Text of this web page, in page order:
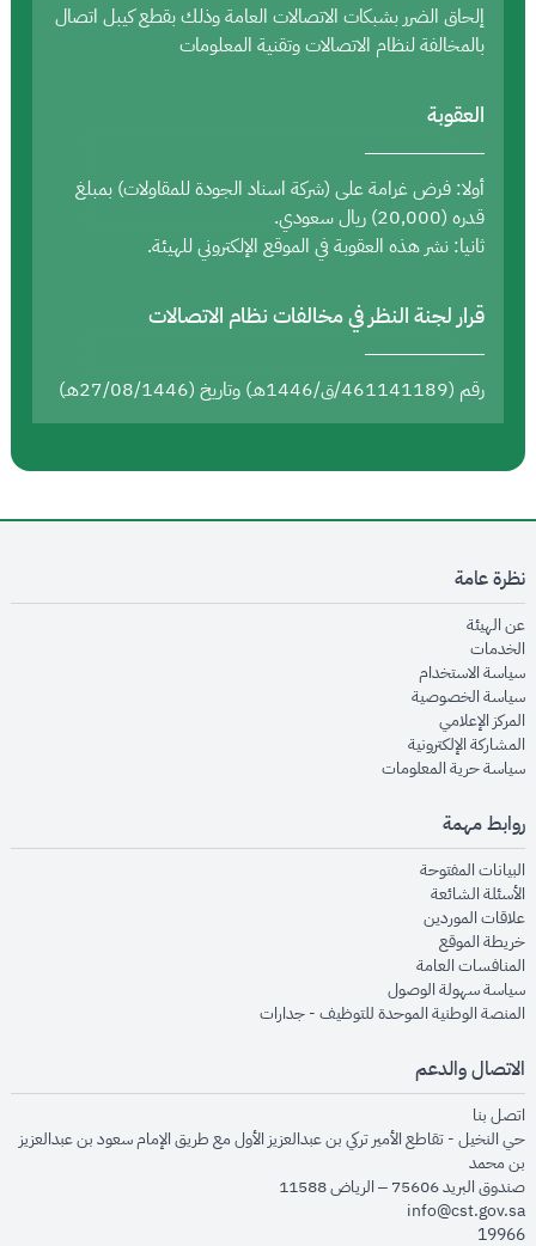
إلحاق الضرر بشبكات الاتصالات العامة وذلك بقطع كيبل اتصال
بالمخالفة لنظام الاتصالات وتقنية المعلومات
العقوبة
أولا: فرض غرامة على (شركة اسناد الجودة للمقاولات) بمبلغ
قدره (20,000) ريال سعودي.
ثانيا: نشر هذه العقوبة في الموقع الإلكتروني للهيئة.
قرار لجنة النظر في مخالفات نظام الاتصالات
رقم (461141189/ق/1446هـ) وتاريخ (27/08/1446هـ)
نظرة عامة
عن الهيئةopens in new window
الخدماتopens in new window
سياسة الاستخدام
سياسة الخصوصيةopens in new window
المركز الإعلاميopens in new window
المشاركة الإلكترونيةopens in new window
سياسة حرية المعلوماتopens in new window
روابط مهمة
البيانات المفتوحةopens in new window
الأسئلة الشائعةopens in new window
علاقات الموردينopens in new window
خريطة الموقعopens in new window
المنافسات العامةopens in new window
سياسة سهولة الوصولopens in new window
المنصة الوطنية الموحدة للتوظيف - جداراتopens in new window
الاتصال والدعم
اتصل بنا
حي النخيل - تقاطع الأمير تركي بن عبدالعزيز الأول مع طريق الإمام سعود بن عبدالعزيز
بن محمد
صندوق البريد 75606 – الرياض 11588
info@cst.gov.sa
19966